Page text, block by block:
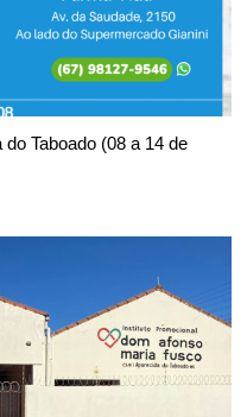
Taboado (08 a 14 de